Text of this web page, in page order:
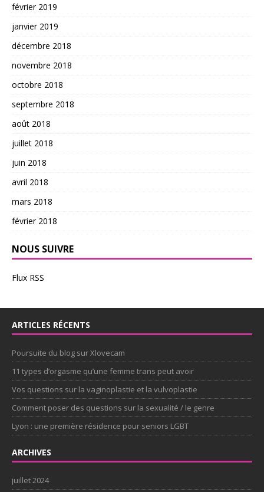
février 2019
janvier 2019
décembre 2018
novembre 2018
octobre 2018
septembre 2018
août 2018
juillet 2018
juin 2018
avril 2018
mars 2018
février 2018
NOUS SUIVRE
Flux RSS
ARTICLES RÉCENTS
Poursuite du blog sur Xlovecam
11 types d’orgasme qu’une femme trans peut avoir
Vos questions sur la vaginoplastie et la vulvoplastie
Comment poser des questions sur la sexualité / le genre
Lyon : une première résidence pour seniors LGBT
ARCHIVES
juillet 2024